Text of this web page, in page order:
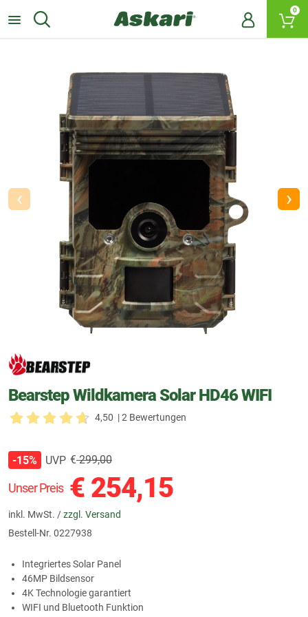
0
‹ ›
Bearstep Wildkamera Solar HD46 WIFI
4,50 | 2 Bewertungen
Unser Preis € 254,15
inkl. MwSt. /zzgl. Versand
-15% UVP €299,00
Bestell-Nr. 0227938
Integriertes Solar Panel
46MP Bildsensor
4K Technologie garantiert
WIFI und Bluetooth Funktion